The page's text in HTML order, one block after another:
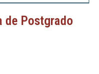
de Postgrado